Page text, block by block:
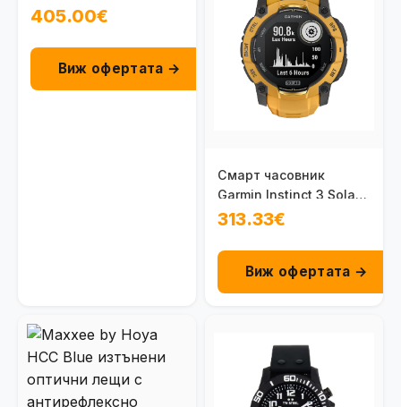
100091901020
405.00€
Виж офертата →
Смарт часовник
Garmin Instinct 3 Solar
50 мм Sunburst/Grey
313.33€
Виж офертата →